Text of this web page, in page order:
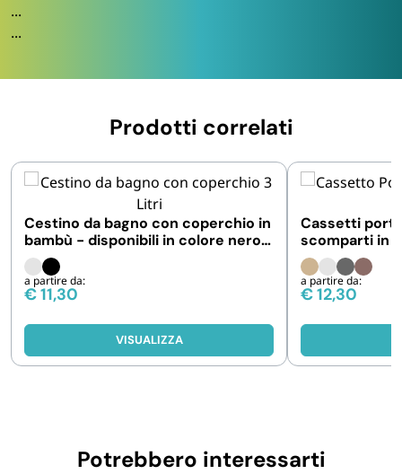
...
...
Prodotti correlati
Cestino da bagno con coperchio in
bambù - disponibili in colore nero e
bianco
a partire da:
€11,30
VISUALIZZA
Cassetti
scomparti in
26x26x9,5cm
a partire da:
€12,30
Potrebbero interessarti